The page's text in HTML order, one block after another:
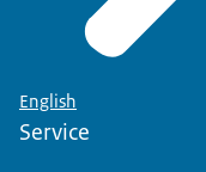
English
Service